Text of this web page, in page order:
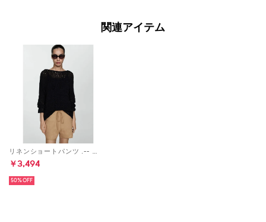
関連アイテム
リネンショートパンツ .-- WIDY （ミディアムブラウン）
￥3,494
50%